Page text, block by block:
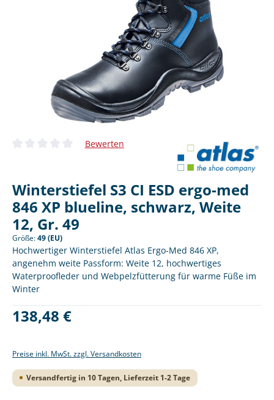
Durchschnittliche Bewertung von 0 von 5 Sternen
Bewerten
Winterstiefel S3 CI ESD ergo-med
846 XP blueline, schwarz, Weite
12, Gr. 49
Größe:49 (EU)
Hochwertiger Winterstiefel Atlas Ergo-Med 846 XP,
angenehm weite Passform: Weite 12, hochwertiges
Waterproofleder und Webpelzfütterung für warme Füße im
Winter
Regulärer Preis:
138,48 €
Preise inkl. MwSt. zzgl. Versandkosten
Versandfertig in 10 Tagen, Lieferzeit 1-2 Tage